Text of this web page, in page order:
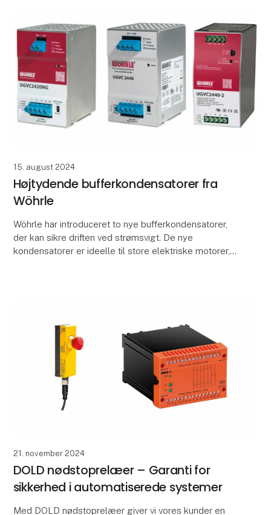
15. august 2024
Højtydende bufferkondensatorer fra
Wöhrle
Wöhrle har introduceret to nye bufferkondensatorer,
der kan sikre driften ved strømsvigt. De nye
kondensatorer er ideelle til store elektriske motorer,
21. november 2024
DOLD nødstoprelæer – Garanti for
sikkerhed i automatiserede systemer
Med DOLD nødstoprelæer giver vi vores kunder en